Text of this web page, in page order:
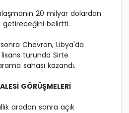
20 milyar dolardan
getireceğini belirtti.
Chevron, Libya'da
turunda Sirte
sahası kazandı.
GÖRÜŞMELERİ
aradan sonra açık